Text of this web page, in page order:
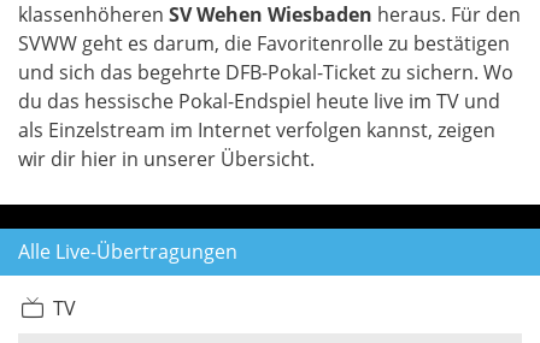
klassenhöheren SV Wehen Wiesbaden heraus. Für den
SVWW geht es darum, die Favoritenrolle zu bestätigen
und sich das begehrte DFB-Pokal-Ticket zu sichern. Wo
du das hessische Pokal-Endspiel heute live im TV und
als Einzelstream im Internet verfolgen kannst, zeigen
wir dir hier in unserer Übersicht.
Alle Live-Übertragungen
TV